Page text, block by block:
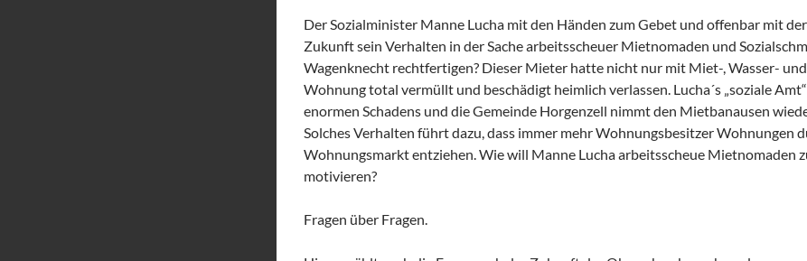
Der Sozialminister Manne Lucha mit den Händen zum Gebet und offenbar mit
Zukunft sein Verhalten in der Sache arbeitsscheuer Mietnomaden und
Wagenknecht rechtfertigen? Dieser Mieter hatte nicht nur mit Miet-, Wasser-
Wohnung total vermüllt und beschädigt heimlich verlassen. Lucha´s „soziale
enormen Schadens und die Gemeinde Horgenzell nimmt den Mietbanausen
Solches Verhalten führt dazu, dass immer mehr Wohnungsbesitzer Wohnungen
Wohnungsmarkt entziehen. Wie will Manne Lucha arbeitsscheue Mietnomaden
motivieren?
Fragen über Fragen.